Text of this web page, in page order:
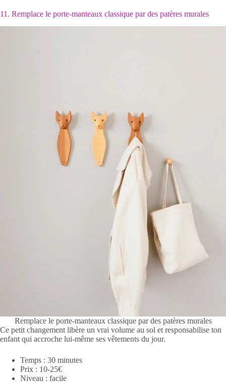
11. Remplace le porte-manteaux classique par des patères murales
Remplace le porte-manteaux classique par des patères murales
Ce petit changement libère un vrai volume au sol et responsabilise ton
enfant qui accroche lui-même ses vêtements du jour.
Temps : 30 minutes
Prix : 10-25€
Niveau : facile